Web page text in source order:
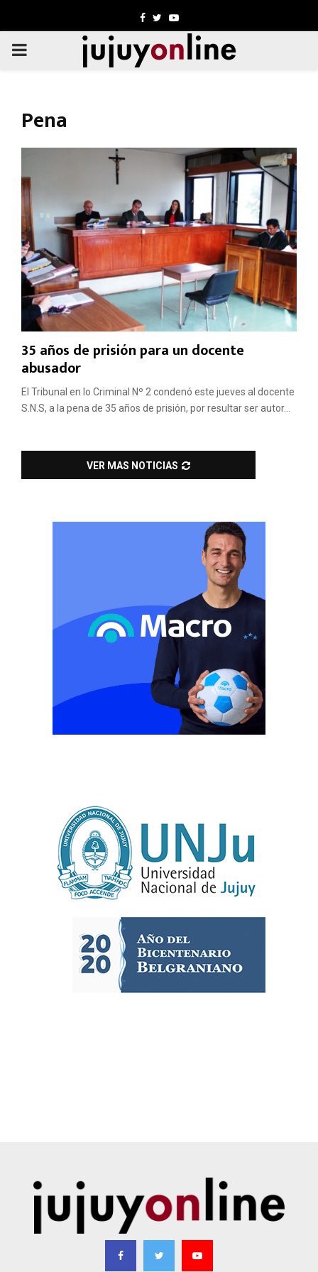
Facebook
TwitterYoutube
PRIMARY
Pena
35 años de prisión para un docente
abusador
El Tribunal en lo Criminal Nº 2 condenó este jueves al docente
S.N.S, a la pena de 35 años de prisión, por resultar ser autor...
VER MAS NOTICIAS